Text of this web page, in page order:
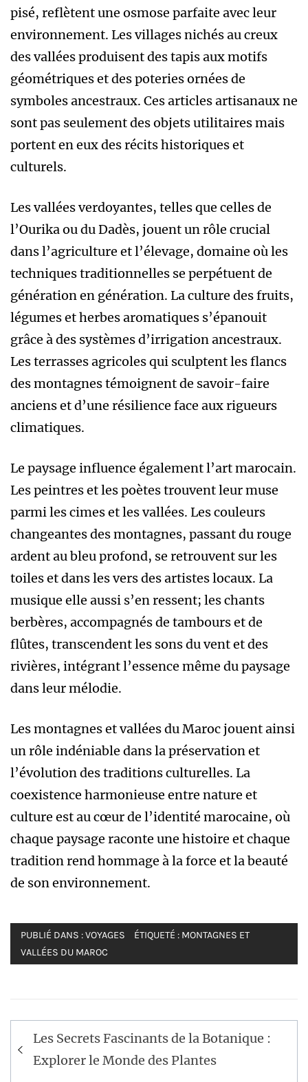
pisé, reflètent une osmose parfaite avec leur
environnement. Les villages nichés au creux
des vallées produisent des tapis aux motifs
géométriques et des poteries ornées de
symboles ancestraux. Ces articles artisanaux ne
sont pas seulement des objets utilitaires mais
portent en eux des récits historiques et
culturels.
Les vallées verdoyantes, telles que celles de
l’Ourika ou du Dadès, jouent un rôle crucial
dans l’agriculture et l’élevage, domaine où les
techniques traditionnelles se perpétuent de
génération en génération. La culture des fruits,
légumes et herbes aromatiques s’épanouit
grâce à des systèmes d’irrigation ancestraux.
Les terrasses agricoles qui sculptent les flancs
des montagnes témoignent de savoir-faire
anciens et d’une résilience face aux rigueurs
climatiques.
Le paysage influence également l’art marocain.
Les peintres et les poètes trouvent leur muse
parmi les cimes et les vallées. Les couleurs
changeantes des montagnes, passant du rouge
ardent au bleu profond, se retrouvent sur les
toiles et dans les vers des artistes locaux. La
musique elle aussi s’en ressent; les chants
berbères, accompagnés de tambours et de
flûtes, transcendent les sons du vent et des
rivières, intégrant l’essence même du paysage
dans leur mélodie.
Les montagnes et vallées du Maroc jouent ainsi
un rôle indéniable dans la préservation et
l’évolution des traditions culturelles. La
coexistence harmonieuse entre nature et
culture est au cœur de l’identité marocaine, où
chaque paysage raconte une histoire et chaque
tradition rend hommage à la force et la beauté
de son environnement.
PUBLIÉ DANS :VOYAGES ÉTIQUETÉ : MONTAGNES ET
VALLÉES DU MAROC
Navigation
de
Les Secrets Fascinants de la Botanique :
Explorer le Monde des Plantes